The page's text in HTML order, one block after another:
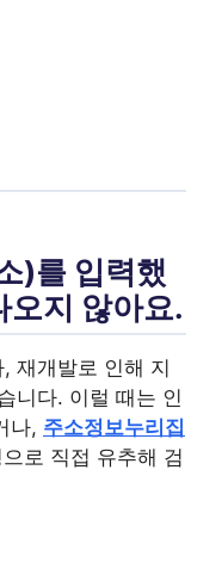
)를 입력했
오지 않아요.
재개발로 인해 지
니다. 이럴 때는 인
나, 주소정보누리집
로 직접 유추해 검